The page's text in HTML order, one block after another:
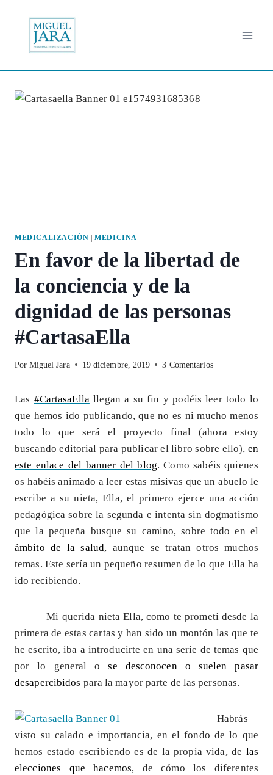
contenido
MEDICALIZACIÓN |MEDICINA
En favor de la libertad de
la conciencia y de la
dignidad de las personas
#CartasaElla
Por Miguel Jara 19 diciembre, 2019 3 Comentarios
Las #CartasaElla llegan a su fin y podéis leer todo lo
que hemos ido publicando, que no es ni mucho menos
todo lo que será el proyecto final (ahora estoy
buscando editorial para publicar el libro sobre ello), en
este enlace del banner del blog. Como sabéis quienes
os habéis animado a leer estas misivas que un abuelo le
escribe a su nieta, Ella, el primero ejerce una acción
pedagógica sobre la segunda e intenta sin dogmatismo
que la pequeña busque su camino, sobre todo en el
ámbito de la salud, aunque se tratan otros muchos
temas. Este sería un pequeño resumen de lo que Ella ha
ido recibiendo.
Mi querida nieta Ella, como te prometí desde la
primera de estas cartas y han sido un montón las que te
he escrito, iba a introducirte en una serie de temas que
por lo general ose desconocen o suelen pasar
desapercibidos para la mayor parte de las personas.
Habrás
visto su calado e importancia, en el fondo de lo que
hemos estado escribiendo es de la propia vida, de las
elecciones que hacemos, de cómo los diferentes